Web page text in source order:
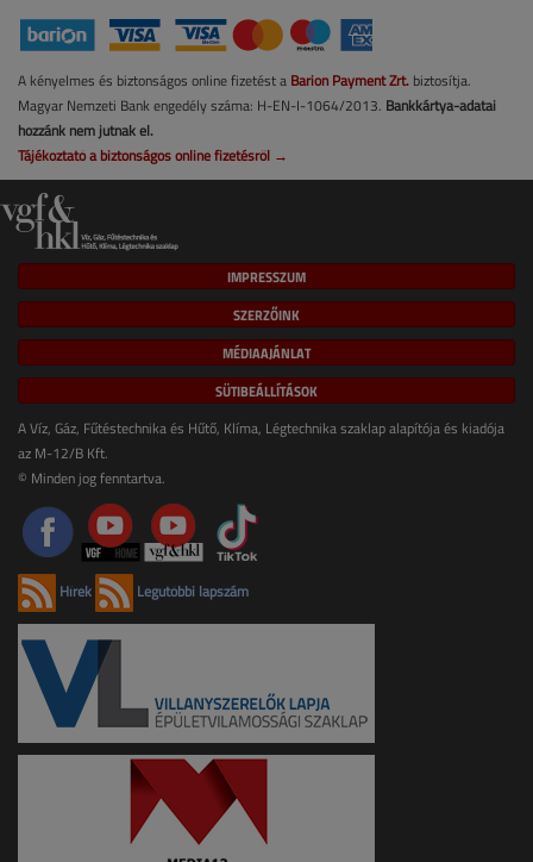
A kényelmes és biztonságos online fizetést a Barion Payment Zrt. biztosítja.
Magyar Nemzeti Bank engedély száma: H-EN-I-1064/2013. Bankkártya-adatai
hozzánk nem jutnak el.
Tájékoztató a biztonságos online fizetésről →
IMPRESSZUM
SZERZŐINK
MÉDIAAJÁNLAT
SÜTIBEÁLLÍTÁSOK
A Víz, Gáz, Fűtéstechnika és Hűtő, Klíma, Légtechnika szaklap alapítója és kiadója
az M-12/B Kft.
© Minden jog fenntartva.
Hírek Legutóbbi lapszám